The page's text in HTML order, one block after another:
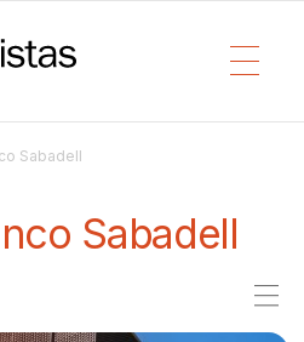
Sabadell
Sabadell